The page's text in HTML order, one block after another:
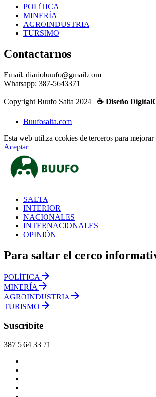
POLíTICA
MINERÍA
AGROINDUSTRIA
TURSIMO
Contactarnos
Email: diariobuufo@gmail.com
Whatsapp: 387-5643371
Copyright Buufo Salta 2024 | ☕ Diseño
Buufosalta.com
Esta web utiliza ccokies de terceros para
Aceptar
SALTA
INTERIOR
NACIONALES
INTERNACIONALES
OPINIÓN
Para saltar el cerco
POLÍTICA
MINERÍA
AGROINDUSTRIA
TURISMO
Suscribite
387 5 64 33 71